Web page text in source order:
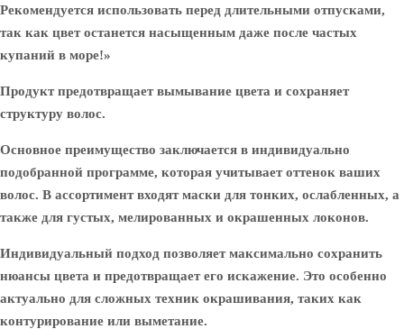
Рекомендуется использовать перед длительными отпусками,
так как цвет останется насыщенным даже после частых
купаний в море!»
Продукт предотвращает вымывание цвета и сохраняет
структуру волос.
Основное преимущество заключается в индивидуально
подобранной программе, которая учитывает оттенок ваших
волос. В ассортимент входят маски для тонких, ослабленных, а
также для густых, мелированных и окрашенных локонов.
Индивидуальный подход позволяет максимально сохранить
нюансы цвета и предотвращает его искажение. Это особенно
актуально для сложных техник окрашивания, таких как
контурирование или выметание.